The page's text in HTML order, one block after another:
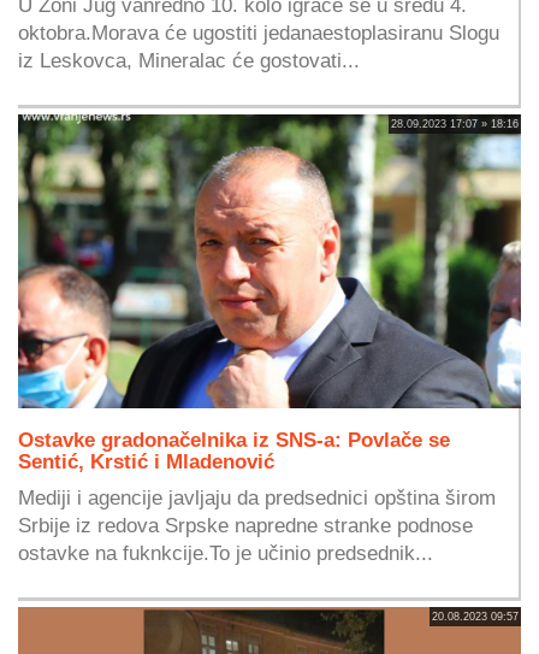
U Zoni Jug vanredno 10. kolo igraće se u sredu 4.
oktobra.Morava će ugostiti jedanaestoplasiranu Slogu
iz Leskovca, Mineralac će gostovati...
28.09.2023 17:07 » 18:16
Ostavke gradonačelnika iz SNS-a: Povlače se
Sentić, Krstić i Mladenović
Mediji i agencije javljaju da predsednici opština širom
Srbije iz redova Srpske napredne stranke podnose
ostavke na fuknkcije.To je učinio predsednik...
20.08.2023 09:57